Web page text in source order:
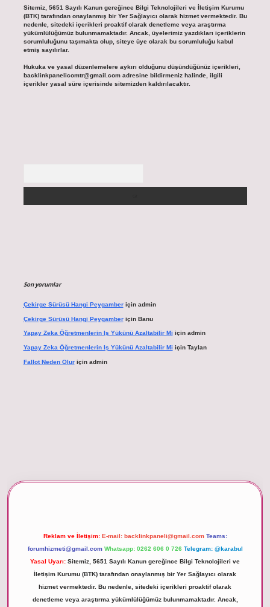
Sitemiz, 5651 Sayılı Kanun gereğince Bilgi Teknolojileri ve İletişim Kurumu
(BTK) tarafından onaylanmış bir Yer Sağlayıcı olarak hizmet vermektedir. Bu
nedenle, sitedeki içerikleri proaktif olarak denetleme veya araştırma
yükümlülüğümüz bulunmamaktadır. Ancak, üyelerimiz yazdıkları içeriklerin
sorumluluğunu taşımakta olup, siteye üye olarak bu sorumluluğu kabul
etmiş sayılırlar.
Hukuka ve yasal düzenlemelere aykırı olduğunu düşündüğünüz içerikleri,
backlinkpanelicomtr@gmail.comadresine bildirmeniz halinde, ilgili
içerikler yasal süre içerisinde sitemizden kaldırılacaktır.
Son yorumlar
Çekirge Sürüsü Hangi Peygamberiçin admin
Çekirge Sürüsü Hangi Peygamberiçin Banu
Yapay Zeka Öğretmenlerin Iş Yükünü Azaltabilir Mi için admin
Yapay Zeka Öğretmenlerin Iş Yükünü Azaltabilir Mi için Taylan
Fallot Neden Oluriçin admin
Reklam ve İletişim: E-mail: backlinkpaneli@gmail.com Teams:
forumhizmeti@gmail.com Whatsapp: 0262 606 0 726 Telegram: @karabul
Yasal Uyarı: Sitemiz, 5651 Sayılı Kanun gereğince Bilgi Teknolojileri ve
İletişim Kurumu (BTK) tarafından onaylanmış bir Yer Sağlayıcı olarak
hizmet vermektedir. Bu nedenle, sitedeki içerikleri proaktif olarak
denetleme veya araştırma yükümlülüğümüz bulunmamaktadır. Ancak,